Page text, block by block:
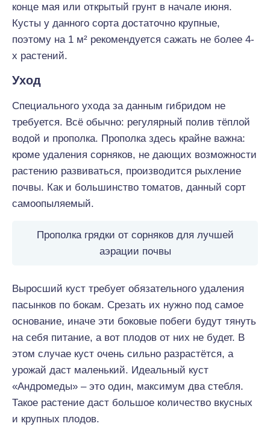
конце мая или открытый грунт в начале июня.
Кусты у данного сорта достаточно крупные,
поэтому на 1 м² рекомендуется сажать не более 4-
х растений.
Уход
Специального ухода за данным гибридом не
требуется. Всё обычно: регулярный полив тёплой
водой и прополка. Прополка здесь крайне важна:
кроме удаления сорняков, не дающих возможности
растению развиваться, производится рыхление
почвы. Как и большинство томатов, данный сорт
самоопыляемый.
Прополка грядки от сорняков для лучшей
аэрации почвы
Выросший куст требует обязательного удаления
пасынков по бокам. Срезать их нужно под самое
основание, иначе эти боковые побеги будут тянуть
на себя питание, а вот плодов от них не будет. В
этом случае куст очень сильно разрастётся, а
урожай даст маленький. Идеальный куст
«Андромеды» – это один, максимум два стебля.
Такое растение даст большое количество вкусных
и крупных плодов.